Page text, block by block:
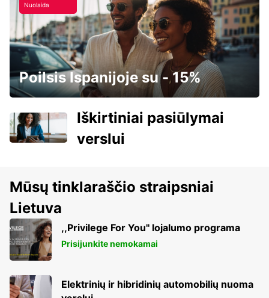
Nuolaida
Poilsis Ispanijoje su - 15%
Iškirtiniai pasiūlymai
verslui
Mūsų tinklaraščio straipsniai
Lietuva
,,Privilege For You'' lojalumo programa
Prisijunkite nemokamai
Elektrinių ir hibridinių automobilių nuoma